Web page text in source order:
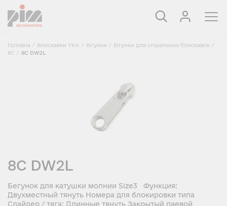
Головна / Блискавки YKK / Бігунки / Бігунки для спіральних блискавок /
8C / 8C DW2L
8C DW2L
Бегунок для катушки молнии Size3 Функция:
Двухместный тянуть Номера для блокировки типа
Слайдер / тяга: Длинные тянуть Закрытый паевой